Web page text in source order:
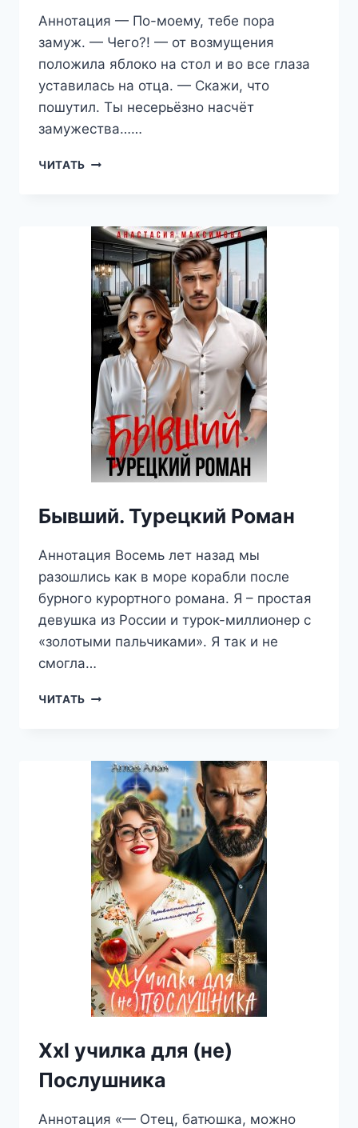
Аннотация — По-моему, тебе пора
замуж. — Чего?! — от возмущения
положила яблоко на стол и во все глаза
уставилась на отца. — Скажи, что
пошутил. Ты несерьёзно насчёт
замужества……
ЧИТАТЬ СДЕЛКА
СТРОПТИВОЙ
Бывший. Турецкий Роман
Аннотация Восемь лет назад мы
разошлись как в море корабли после
бурного курортного романа. Я – простая
девушка из России и турок-миллионер с
«золотыми пальчиками». Я так и не
смогла…
ЧИТАТЬ БЫВШИЙ.
Xxl училка для (не)
Послушника
Аннотация «— Отец, батюшка, можно